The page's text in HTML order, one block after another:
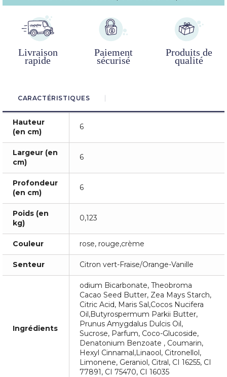
Livraison
rapide
Paiement
sécurisé
Produits de
qualité
CARACTÉRISTIQUES
Hauteur
(en cm)
6
Largeur (en
cm)
6
Profondeur
(en cm)
6
Poids (en
kg)
0,123
Couleur rose, rouge,crème
Senteur Citron vert-Fraise/Orange-Vanille
Ingrédients
odium Bicarbonate, Theobroma
Cacao Seed Butter, Zea Mays Starch,
Citric Acid, Maris Sal,Cocos Nucifera
Oil,Butyrospermum Parkii Butter,
Prunus Amygdalus Dulcis Oil,
Sucrose, Parfum, Coco-Glucoside,
Denatonium Benzoate , Coumarin,
Hexyl Cinnamal,Linaool, Citronellol,
Limonene, Geraniol, Citral, CI 16255, CI
77891, CI 75470, CI 16035